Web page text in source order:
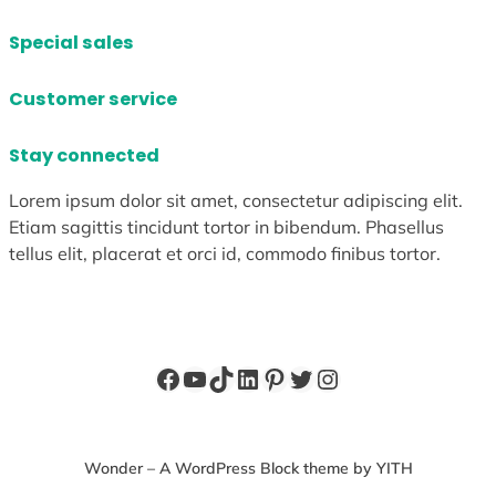
Special sales
Customer service
Stay connected
Lorem ipsum dolor sit amet, consectetur adipiscing elit.
Etiam sagittis tincidunt tortor in bibendum. Phasellus
tellus elit, placerat et orci id, commodo finibus tortor.
Facebook
YouTube
TikTok
LinkedIn
Pinterest
X Instagram
Wonder – A WordPress Block theme by YITH